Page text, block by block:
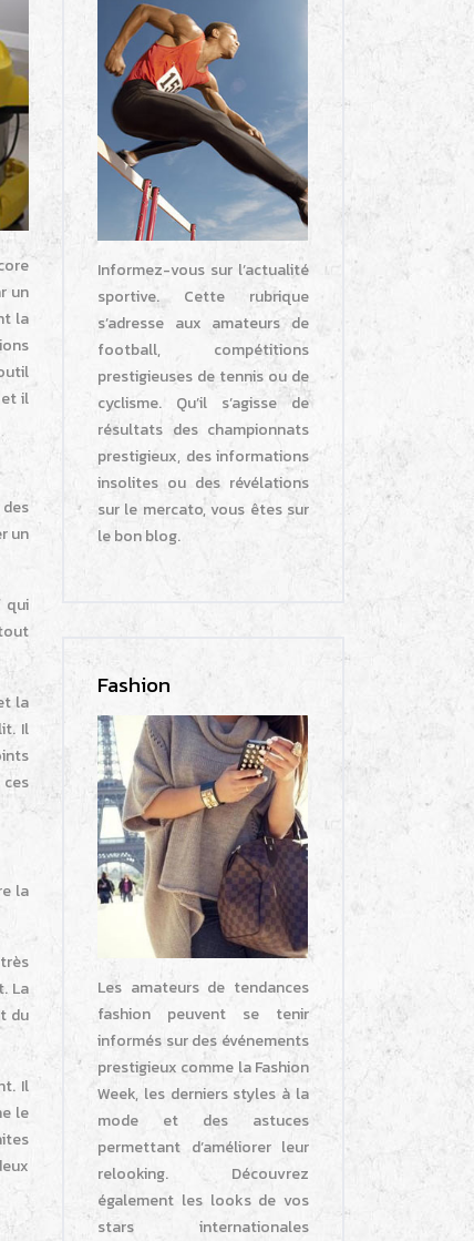
un
la
il
un
qui
la
Il
la
La
du
Il
le
Informez-vous sur l’actualité
sportive. Cette rubrique
s’adresse aux amateurs de
football, compétitions
prestigieuses de tennis ou de
cyclisme. Qu’il s’agisse de
résultats des championnats
prestigieux, des informations
insolites ou des révélations
sur le mercato, vous êtes sur
le bon blog.
Fashion
Les amateurs de tendances
fashion peuvent se tenir
informés sur des événements
prestigieux comme la Fashion
Week, les derniers styles à la
mode et des astuces
permettant d’améliorer leur
relooking. Découvrez
également les looks de vos
stars internationales